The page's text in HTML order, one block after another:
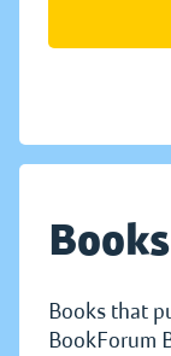
Books
Books that
BookForum